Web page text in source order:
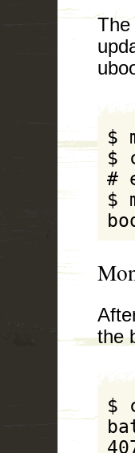
The
$
$
#
$
the
$